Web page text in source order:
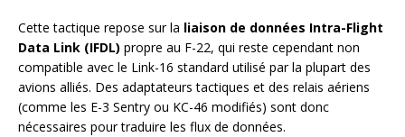
Cette tactique repose sur la liaison de données Intra-Flight
Data Link (IFDL) propre au F-22, qui reste cependant non
compatible avec le Link-16 standard utilisé par la plupart des
avions alliés. Des adaptateurs tactiques et des relais aériens
(comme les E-3 Sentry ou KC-46 modifiés) sont donc
nécessaires pour traduire les flux de données.